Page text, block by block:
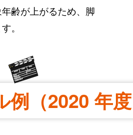
齢が上がるため、脚
。
例（2020 年